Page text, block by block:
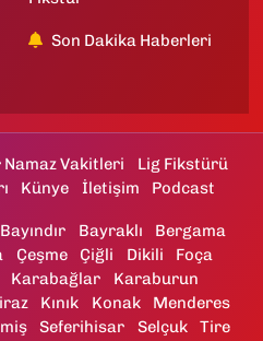
Son Dakika Haberleri
Vakitleri
Lig Fikstürü
Künye İletişim Podcast
Bayındır Bayraklı
Bergama
Çeşme Çiğli Dikili
Foça
Karabağlar
Karaburun
Kınık Konak
Menderes
Seferihisar Selçuk Tire